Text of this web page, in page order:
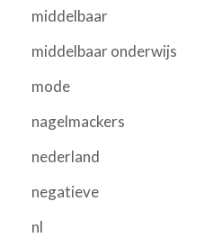
middelbaar
middelbaar onderwijs
mode
nagelmackers
nederland
negatieve
nl